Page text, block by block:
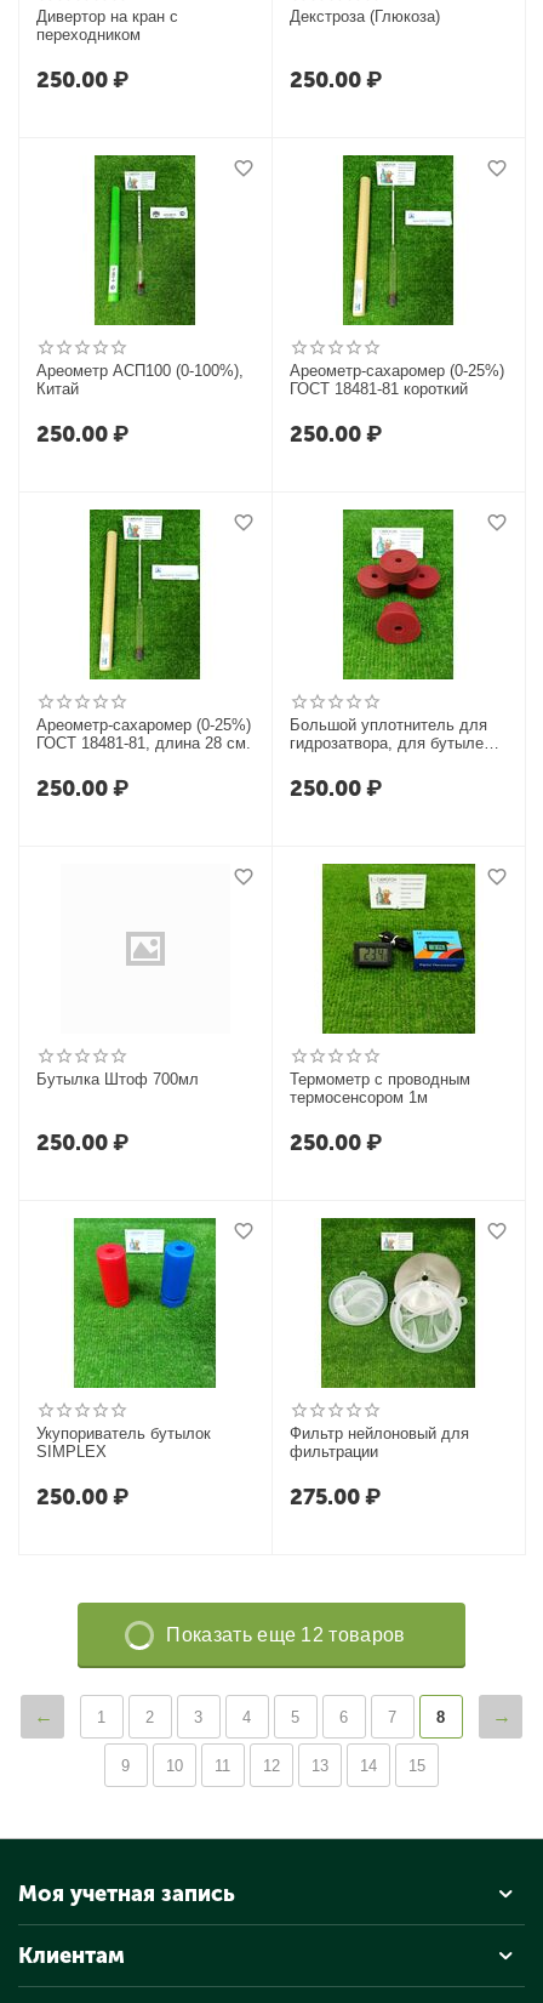
Дивертор на кран с
переходником
250.00₽
Декстроза (Глюкоза)
250.00₽
Ареометр АСП100 (0-100%),
Китай
250.00₽
Ареометр-сахаромер (0-25%)
ГОСТ 18481-81 короткий
250.00₽
Ареометр-сахаромер (0-25%)
ГОСТ 18481-81, длина 28 см.
250.00₽
Большой уплотнитель для
гидрозатвора, для бутылей
250.00₽
Бутылка Штоф 700мл
250.00₽
Термометр с проводным
термосенсором 1м
250.00₽
Укупориватель бутылок
SIMPLEX
250.00₽
Фильтр нейлоновый для
фильтрации
275.00₽
Показать еще 12 товаров
1 2 3 4 5 6 7 8
9 10 11 12 13 14 15
Моя учетная запись
Клиентам